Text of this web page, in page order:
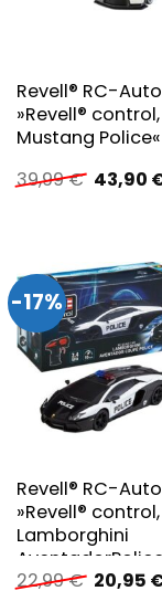
Revell® RC-Auto
»Revell®
Mustang Police«
39,99€
Preis
43,90
-17%
Revell® RC-Auto
»Revell® control,
Lamborghini
AventadorPolice«
22,99€
Preis
20,95